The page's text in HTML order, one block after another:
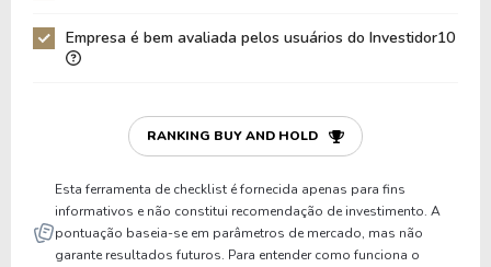
Empresa é bem avaliada pelos usuários do Investidor10
RANKING BUY AND HOLD
Esta ferramenta de checklist é fornecida apenas para fins
informativos e não constitui recomendação de investimento. A
pontuação baseia-se em parâmetros de mercado, mas não
garante resultados futuros. Para entender como funciona o